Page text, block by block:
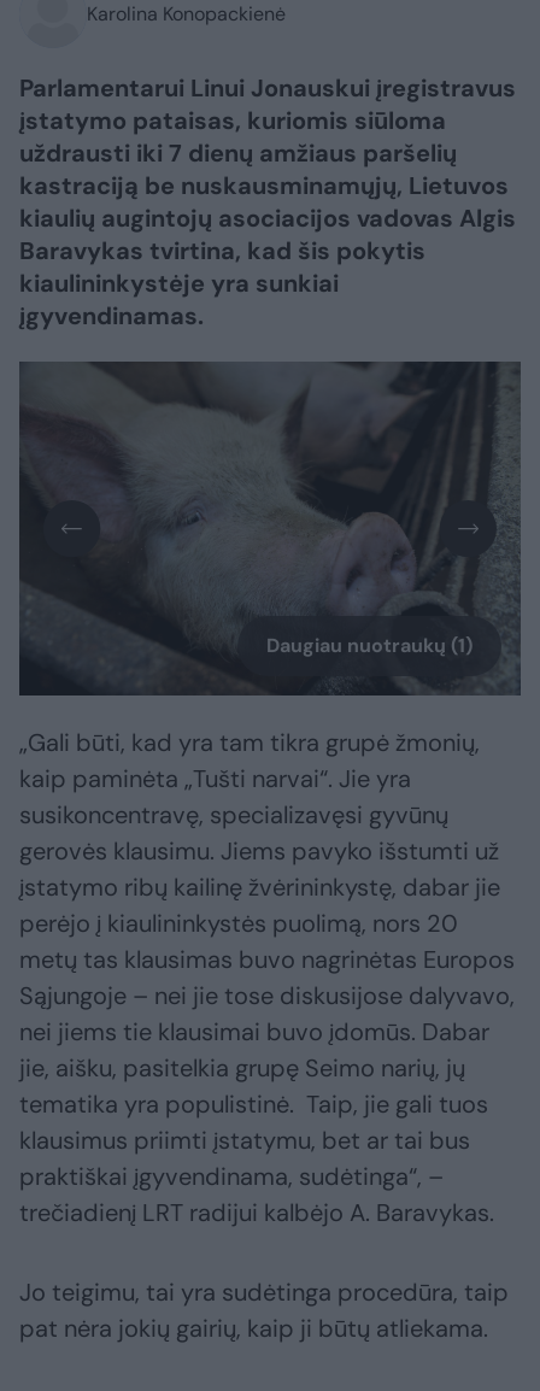
Karolina Konopackienė
Parlamentarui Linui Jonauskui įregistravus
įstatymo pataisas, kuriomis siūloma
uždrausti iki 7 dienų amžiaus paršelių
kastraciją be nuskausminamųjų, Lietuvos
kiaulių augintojų asociacijos vadovas Algis
Baravykas tvirtina, kad šis pokytis
kiaulininkystėje yra sunkiai
įgyvendinamas.
Daugiau nuotraukų (1)
„Gali būti, kad yra tam tikra grupė žmonių,
kaip paminėta „Tušti narvai“. Jie yra
susikoncentravę, specializavęsi gyvūnų
gerovės klausimu. Jiems pavyko išstumti už
įstatymo ribų kailinę žvėrininkystę, dabar jie
perėjo į kiaulininkystės puolimą, nors 20
metų tas klausimas buvo nagrinėtas Europos
Sąjungoje – nei jie tose diskusijose dalyvavo,
nei jiems tie klausimai buvo įdomūs. Dabar
jie, aišku, pasitelkia grupę Seimo narių, jų
tematika yra populistinė. Taip, jie gali tuos
klausimus priimti įstatymu, bet ar tai bus
praktiškai įgyvendinama, sudėtinga“, –
trečiadienį LRT radijui kalbėjo A. Baravykas.
Jo teigimu, tai yra sudėtinga procedūra, taip
pat nėra jokių gairių, kaip ji būtų atliekama.